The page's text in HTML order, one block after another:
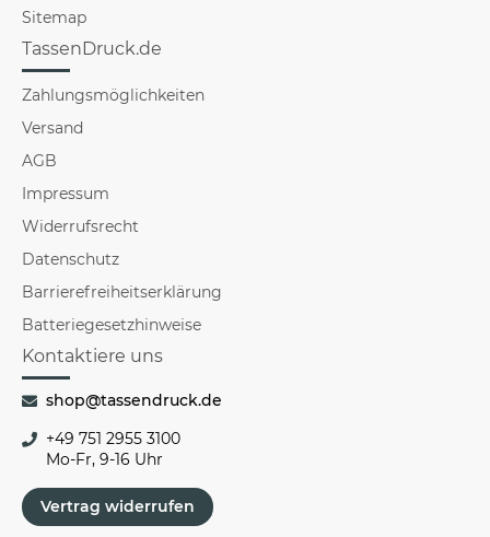
Sitemap
TassenDruck.de
Zahlungsmöglichkeiten
Versand
AGB
Impressum
Widerrufsrecht
Datenschutz
Barrierefreiheitserklärung
Batteriegesetzhinweise
Kontaktiere uns
shop@tassendruck.de
+49 751 2955 3100
Mo-Fr, 9-16 Uhr
Vertrag widerrufen